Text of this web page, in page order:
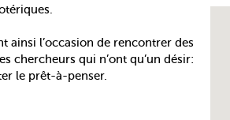
ainsi l’occasion de rencontrer des
chercheurs qui n’ont qu’un désir:
le prêt-à-penser.